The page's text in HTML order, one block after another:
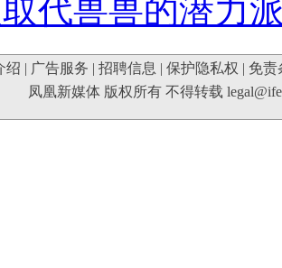
代兽兽的潜力
绍 | 广告服务 | 招聘信息 | 保护隐私权 | 免责
凤凰新媒体 版权所有 不得转载